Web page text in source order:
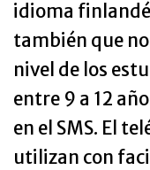
idioma
también que
nivel de los
entre 9 a 12
en el SMS. El
utilizan con